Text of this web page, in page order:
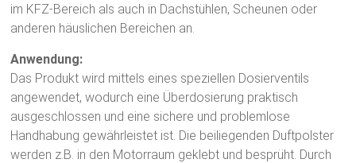
im KFZ-Bereich als auch in Dachstühlen, Scheunen oder
anderen häuslichen Bereichen an.
Anwendung:
Das Produkt wird mittels eines speziellen Dosierventils
angewendet, wodurch eine Überdosierung praktisch
ausgeschlossen und eine sichere und problemlose
Handhabung gewährleistet ist. Die beiliegenden Duftpolster
werden z.B. in den Motorraum geklebt und besprüht. Durch